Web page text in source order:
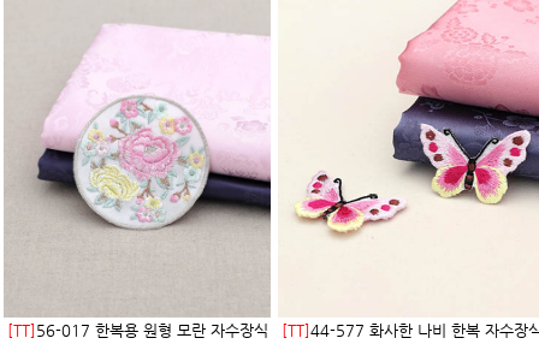
[TT] 56-017 한복용 원형 모란 자수장식
[TT]44-577 화사한 나비 한복 자수장